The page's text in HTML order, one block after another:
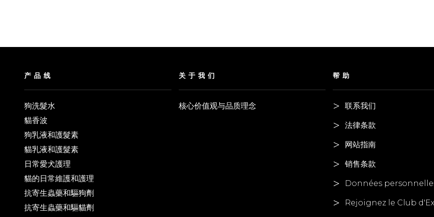
产品线
狗洗髮水
貓香波
狗乳液和護髮素
貓乳液和護髮素
日常愛犬護理
貓的日常維護和護理
抗寄生蟲藥和驅狗劑
抗寄生蟲藥和驅貓劑
关于我们
核心价值观与品质理念
帮助
联系我们
法律条款
网站指南
销售条款
Données
Rejoignez le Club